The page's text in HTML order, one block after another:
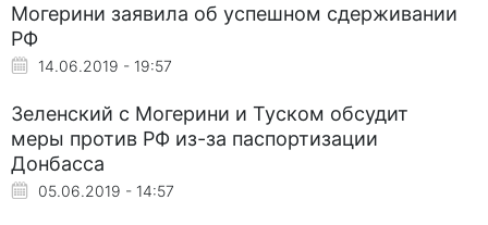
Могерини заявила об успешном сдерживании
РФ
14.06.2019 - 19:57
Зеленский с Могерини и Туском обсудит
меры против РФ из-за паспортизации
Донбасса
05.06.2019 - 14:57